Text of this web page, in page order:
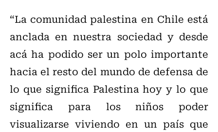
“La comunidad palestina en Chile está
anclada en nuestra sociedad y desde
acá ha podido ser un polo importante
hacia el resto del mundo de defensa de
lo que significa Palestina hoy y lo que
significa para los niños poder
visualizarse viviendo en un país que